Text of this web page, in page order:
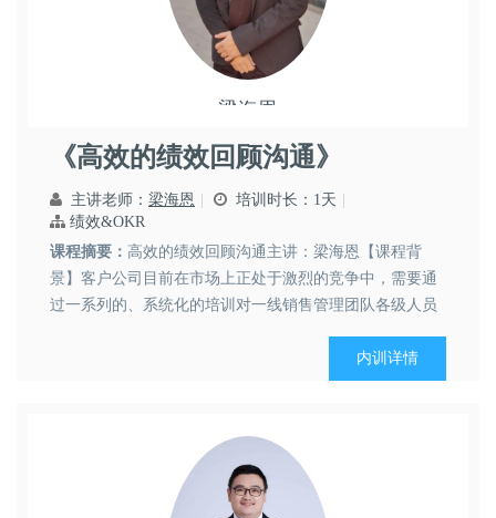
梁海恩
《高效的绩效回顾沟通》
主讲老师： 梁海恩
培训时长：1天
绩效&OKR
课程摘要： 高效的绩效回顾沟通主讲：梁海恩【课程背
景】客户公司目前在市场上正处于激烈的竞争中，需要通
过一系列的、系统化的培训对一线销售管理团队各级人员
方面的思维、方法、技巧进行提高，从而最终赢取更多的
市场份额及业务的持续增长！目前我们的前线业务团队面
内训详情